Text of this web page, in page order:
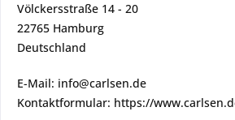
Völckersstraße 14 - 20
22765 Hamburg
Deutschland
E-Mail: info@carlsen.de
Kontaktformular: https://